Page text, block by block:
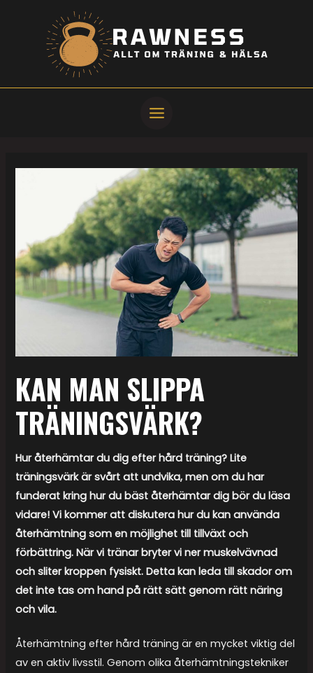
KAN MAN SLIPPA
TRÄNINGSVÄRK?
Hur återhämtar du dig efter hård träning? Lite
träningsvärk är svårt att undvika, men om du har
funderat kring hur du bäst återhämtar dig bör du läsa
vidare! Vi kommer att diskutera hur du kan använda
återhämtning som en möjlighet till tillväxt och
förbättring. När vi tränar bryter vi ner muskelvävnad
och sliter kroppen fysiskt. Detta kan leda till skador om
det inte tas om hand på rätt sätt genom rätt näring
och vila.
Återhämtning efter hård träning är en mycket viktig del
av en aktiv livsstil. Genom olika återhämtningstekniker